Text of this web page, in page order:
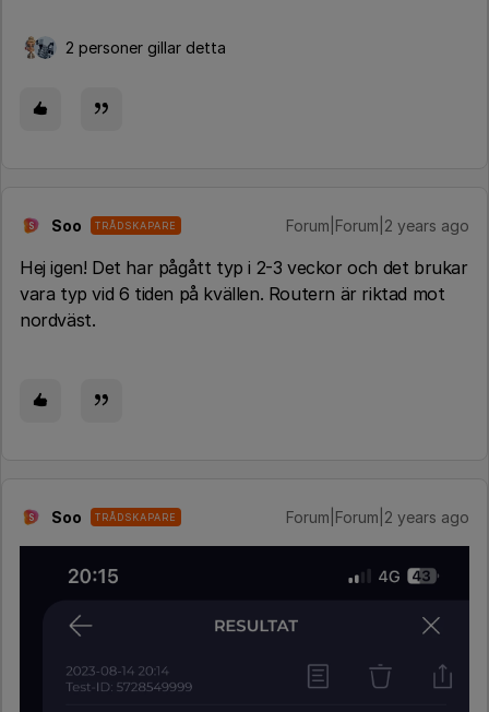
2 personer gillar detta
S Soo TRÅDSKAPARE Forum|Forum|2 years ago
Hej igen! Det har pågått typ i 2-3 veckor och det brukar
vara typ vid 6 tiden på kvällen. Routern är riktad mot
nordväst.
S Soo TRÅDSKAPARE Forum|Forum|2 years ago